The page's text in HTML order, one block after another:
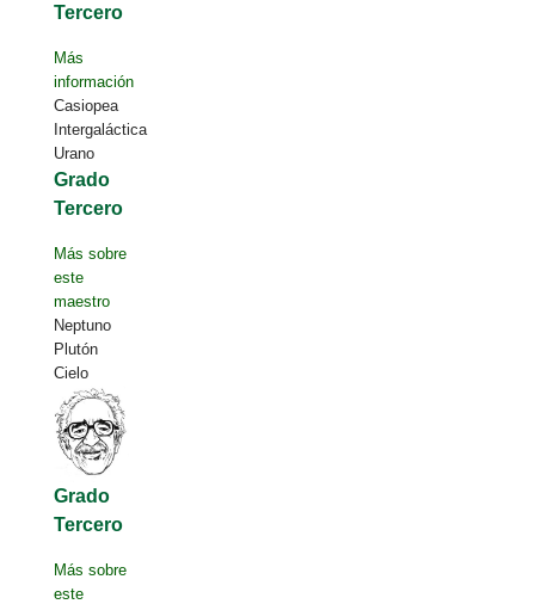
Tercero
Más
información
Casiopea
Intergaláctica
Urano
Grado
Tercero
Más sobre
este
maestro
Neptuno
Plutón
Cielo
Grado
Tercero
Más sobre
este